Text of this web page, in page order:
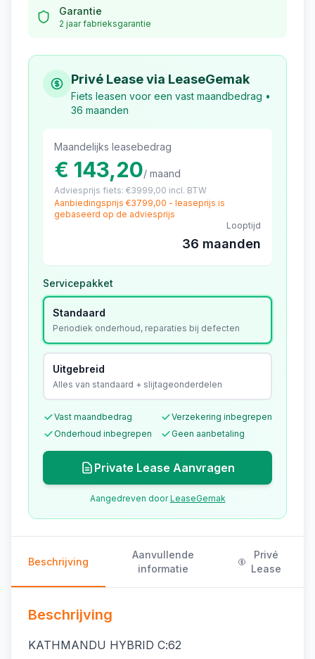
Garantie
2 jaar fabrieksgarantie
Privé Lease via LeaseGemak
Fiets leasen voor een vast maandbedrag •
36 maanden
Maandelijks leasebedrag
€ 143,20/ maand
Adviesprijs fiets: €3999,00 incl. BTW
Aanbiedingsprijs €3799,00 - leaseprijs is
gebaseerd op de adviesprijs
Looptijd
36 maanden
Servicepakket
Standaard
Periodiek onderhoud, reparaties bij defecten
Uitgebreid
Alles van standaard + slijtageonderdelen
Vast maandbedrag
Verzekering inbegrepen
Onderhoud inbegrepen
Geen aanbetaling
Private Lease Aanvragen
Aangedreven doorLeaseGemak
Beschrijving
Aanvullende
informatie
Privé
Lease
Beschrijving
KATHMANDU HYBRID C:62